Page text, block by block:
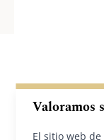
Valoramos
El sitio web